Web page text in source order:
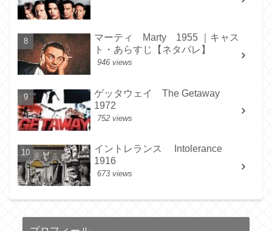
マーティ Marty 1955 ｜キャス
ト・あらすじ【ネタバレ】
946 views
ゲッタウェイ The Getaway
1972
752 views
イントレランス Intolerance
1916
673 views